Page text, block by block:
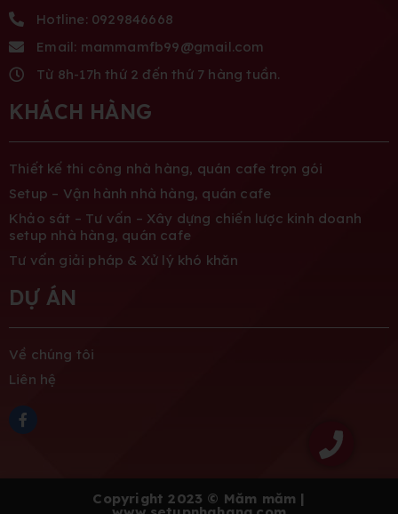
Hotline: 0929846668
Email: mammamfb99@gmail.com
Từ 8h-17h thứ 2 đến thứ 7 hàng tuần.
KHÁCH HÀNG
Thiết kế thi công nhà hàng, quán cafe trọn gói
Setup – Vận hành nhà hàng, quán cafe
Khảo sát – Tư vấn – Xây dựng chiến lược kinh doanh
setup nhà hàng, quán cafe
Tư vấn giải pháp & Xử lý khó khăn
DỰ ÁN
Về chúng tôi
Liên hệ
Copyright 2023 © Măm măm |